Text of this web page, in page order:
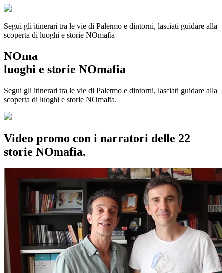
Segui gli itinerari tra le vie di Palermo e dintorni, lasciati guidare alla
scoperta di luoghi e storie NOmafia
NOma
luoghi e storie NOmafia
Segui gli itinerari tra le vie di Palermo e dintorni, lasciati guidare alla
scoperta di luoghi e storie NOmafia.
Video promo con i narratori delle 22
storie NOmafia.